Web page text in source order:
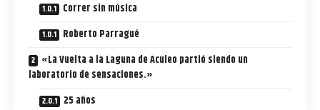
Correr sin música
Roberto Parragué
«La Vuelta a la Laguna de Aculeo partió siendo un
laboratorio de sensaciones.»
25 años